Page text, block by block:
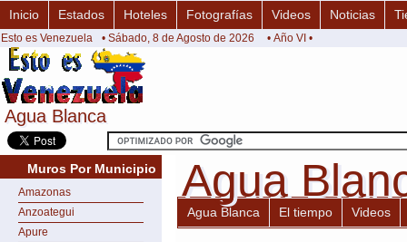
Agua Blanca
Agua Blanca
Inicio Estados Hoteles Fotografías Videos Noticias
Esto es Venezuela • Sábado, 8 de Agosto de 2026 • Año VI •
Muros Por Municipio
Amazonas
Anzoategui
Apure
Agua
Agua
Agua Blanca El tiempo Videos